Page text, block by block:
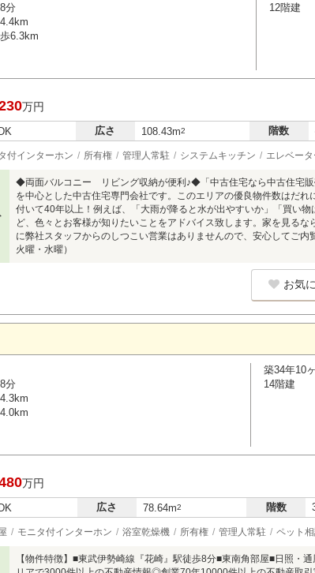
分
6.3km
12階建
万円
広さ 108.43m2 階数
付インターホン 所有権 管理人常駐 システムキッチン エレベータ
◆両面バルコニー リビング収納が便利♪◆「中古住宅なら中古住宅
を中心とした中古住宅専門会社です。このエリアの優良物件数はだ
付いて40年以上！例えば、「大雨が降ると水が出やすいか」「買い
ど、色々とお客様が知りたいことをアドバイス致します。家を見る
に弊社スタッフからのしつこい営業はありませんので、安心してご
火曜・水曜）
お気
分
築34年10
14階建
万円
広さ 78.64m2 階数
モニタ付インターホン 浴室乾燥機 所有権 管理人常駐 ペット
【物件特徴】■東武伊勢崎線『花崎』駅徒歩8分■東南角部屋■日照・